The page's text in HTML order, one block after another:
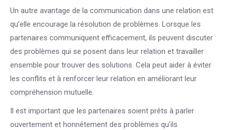
Un autre avantage de la communication dans une relation est
qu’elle encourage la résolution de problèmes. Lorsque les
partenaires communiquent efficacement, ils peuvent discuter
des problèmes qui se posent dans leur relation et travailler
ensemble pour trouver des solutions. Cela peut aider à éviter
les conflits et à renforcer leur relation en améliorant leur
compréhension mutuelle.
Il est important que les partenaires soient prêts à parler
ouvertement et honnêtement des problèmes qu’ils